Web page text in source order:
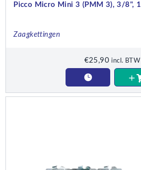
Picco Micro Mini 3 (PMM 3), 3/8",
Zaagkettingen
€25,90 incl. BTW